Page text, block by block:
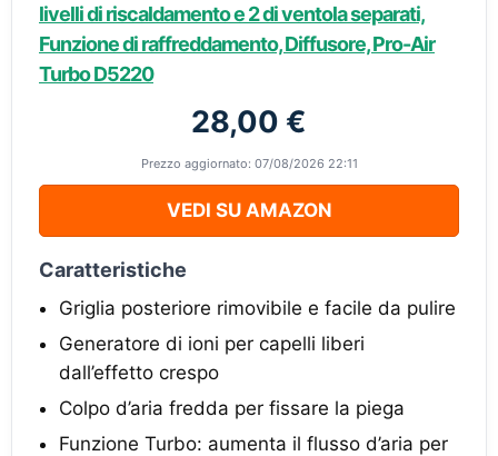
livelli di riscaldamento e 2 di ventola separati,
Funzione di raffreddamento, Diffusore, Pro-Air
Turbo D5220
28,00 €
Prezzo aggiornato: 07/08/2026 22:11
VEDI SU AMAZON
Caratteristiche
Griglia posteriore rimovibile e facile da pulire
Generatore di ioni per capelli liberi
dall’effetto crespo
Colpo d’aria fredda per fissare la piega
Funzione Turbo: aumenta il flusso d’aria per